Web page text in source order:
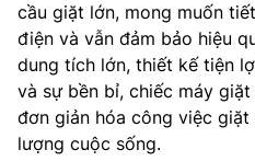
cầu giặt lớn, mong muốn
điện và vẫn đảm bảo hiệu
dung tích lớn, thiết kế tiện
và sự bền bỉ, chiếc máy
đơn giản hóa công việc
lượng cuộc sống.